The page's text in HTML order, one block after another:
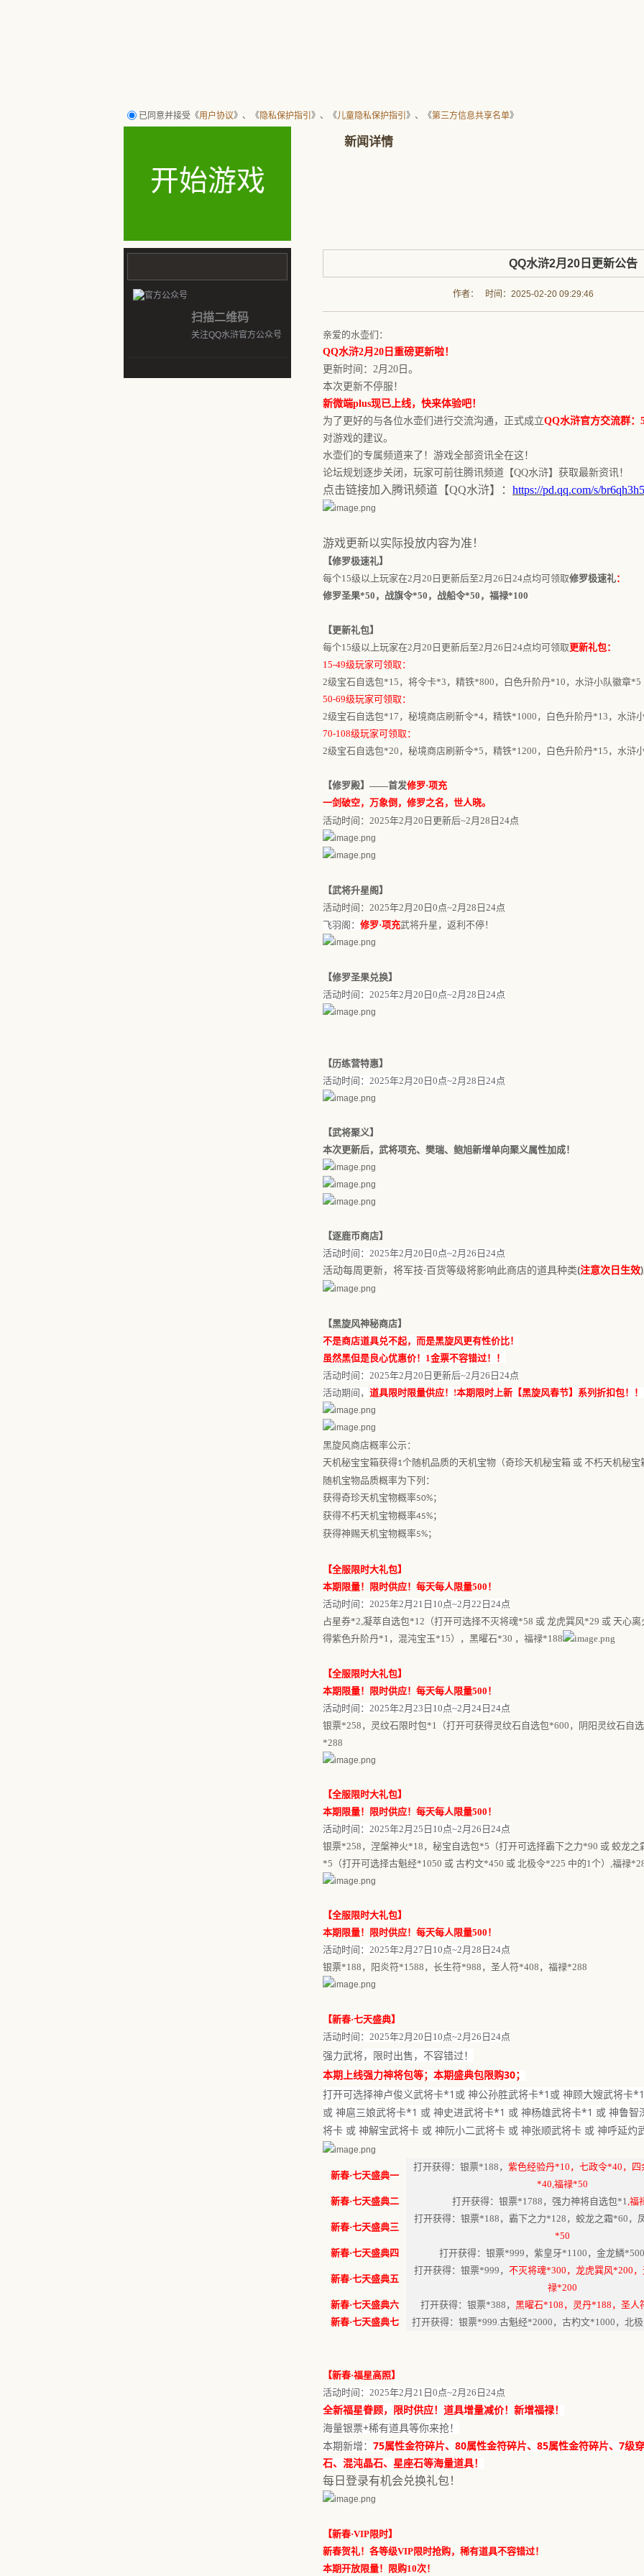
已同意并接受《用户协议》、《隐私保护指引 》、《儿童隐私保护指引 》、《第三方信息共享名单》
开始游戏
扫描二维码
关注QQ水浒官方公众号
新闻详情
QQ水浒2月20日更新公告
作者： 时间：2025-02-20 09:29:46
亲爱的水壶们：
QQ水浒2月20日 重磅更新啦！
更新时间： 2月20日 。
本次更新不停服！
新微端plus现已上线，快来体验吧！
为了更好的与各位水壶们进行交流沟通，正式成立QQ水浒官方交流群：
对游戏的建议。
水壶们的专属频道来了！游戏全部资讯全在这！
论坛规划逐步关闭，玩家可前往腾讯频道【QQ水浒】获取最新资讯！
点击链接加入腾讯频道【QQ水浒】： https://pd.qq.com/s/
游戏更新以实际投放内容为准！
【修罗极速礼】
每个15级以上玩家在2月20日更新后至2月26 日 24点均可领取修罗极速礼：
修罗圣果*50，战旗令*50，战船令*50，福禄*100
【更新礼包】
每个15级以上玩家在2月20日更新后至2月26 日 24点均可领取更新礼包：
15-49级玩家可领取：
2级宝石自选包*15，将令卡*3，精铁*800，白色升阶丹*10，水浒小队徽章*5
50-69级玩家可领取：
2级宝石自选包*17，秘境商店刷新令*4，精铁*1000，白色升阶丹*13，水浒
70-108级玩家可领取：
2级宝石自选包*20，秘境商店刷新令*5，精铁*1200，白色升阶丹*15，水浒
【修罗殿】 ——首发修罗·项充
一剑破空，万象倒，修罗之名，世人晓。
活动时间： 2025年2月20日更新后~2月28日24点
【武将升星阁】
活动时间： 2025年2月20日0点~2月28日24点
飞羽阁 ： 修罗·项充武将升星，返利不停！
【修罗圣果兑换】
活动时间： 2025年2月 20 日 0点~2月 28 日 24点
【历练营特惠】
活动时间： 2025年2月 20 日 0点~2月 28 日 24点
【武将聚义】
本次更新后，武将项充、樊瑞、鲍旭新增单向聚义属性加成！
【逐鹿币商店】
活动时间： 2025年2月 20 日 0点~2月 26 日 24点
活动每周更新，将军技-百货等级将影响此商店的道具种类(注意次日生效)
【黑旋风神秘商店】
不是商店道具兑不起，而是黑旋风更有性价比！
虽然黑但是良心优惠价！ 1金票不容错过！！
活动时间： 2025年2月20 日 更新后~2月 26 日 24点
活动期间， 道具限时限量供应！ !本期限时上新【黑旋风春节】系列折扣包！
黑旋风商店概率公示：
天机秘宝宝箱获得1个随机品质的天机宝物（奇珍天机秘宝箱 或 不朽天机秘宝
随机宝物品质概率为下列：
获得奇珍天机宝物概率50%；
获得不朽天机宝物概率45%；
获得神赐天机宝物概率5%；
【全服限时大礼包】
本期限量！限时供应！每天每人限量500！
活动时间： 2025年2月21日10 点~2月 22 日 24点
占星券*2,凝萃自选包*12（打开可选择不灭将魂*58 或 龙虎巽风*29 或 天心
得紫色升阶丹*1，混沌宝玉*15），黑曜石*30 ，福禄*188
【全服限时大礼包】
本期限量！限时供应！每天每人限量500！
活动时间： 2025年2月23日10点~2月 24 日 24点
银票*258，灵纹石限时包*1（打开可获得灵纹石自选包*600，阴阳灵纹石自
*288
【全服限时大礼包】
本期限量！限时供应！每天每人限量500！
活动时间： 2025年2月25日10点~2月 26 日 24点
银票*258，涅槃神火*18，秘宝自选包*5（打开可选择霸下之力*90 或 蛟龙
*5（打开可选择古魁经*1050 或 古杓文*450 或 北极令*225 中的1个）,福禄
【全服限时大礼包】
本期限量！限时供应！每天每人限量500！
活动时间： 2025年2月27日10点~2月 28 日 24点
银票*188，阳炎符*1588，长生符*988，圣人符*408，福禄*288
【新春·七天盛典】
活动时间： 2025年2月20日10点~2月 26 日 24点
强力武将，限时出售，不容错过！
本期上线强力神将包等；本期盛典包限购30；
打开可选择神卢俊义武将卡*1或 神公孙胜武将卡*1或 神顾大嫂武将卡
或 神扈三娘武将卡*1 或 神史进武将卡*1 或 神杨雄武将卡*1 或 神鲁
将卡 或 神解宝武将卡 或 神阮小二武将卡 或 神张顺武将卡 或 神呼延灼
新春·七天盛典一
打开获得：银票*188， 紫色经验丹*10，七政令*40，四
*40,福禄*50
新春·七天盛典二 打开获得：银票*1788，强力神将自选包*1,福
新春·七天盛典三
打开获得：银票*188，霸下之力*128，蛟龙之霜*60，
*50
新春·七天盛典四 打开获得：银票*999，紫皇牙*1100，金龙鳞*500
新春·七天盛典五
打开获得：银票*999， 不灭将魂*300，龙虎巽风*200
禄*200
新春·七天盛典六 打开获得：银票*388， 黑曜石*108，灵丹*188，圣人
新春·七天盛典七 打开获得：银票*999.古魁经*2000，古杓文*1000，北
【新春·福星高照】
活动时间： 2025年2月 21 日 0点~2月 26 日 24点
全新福星眷顾，
限时供应！道具增量减价！新增福禄！
海量银票+稀有道具等你来抢！
本期新增： 75属性金符碎片、 80属性金符碎片、 85属性金符碎片、 7级
石、混沌晶石、星座石等海量道具！
每日登录有机会兑换礼包！
【新春·VIP限时】
新春贺礼！各等级VIP限时抢购，稀有道具不容错过！
本期开放限量！限购10次！